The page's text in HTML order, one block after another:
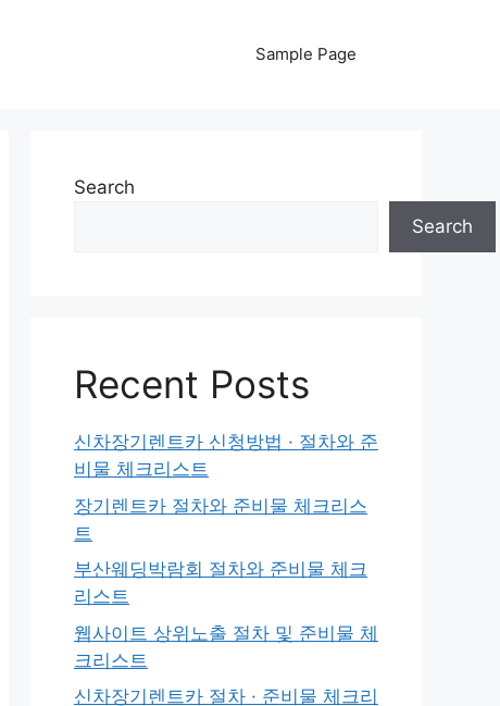
Sample Page
Search
Search
Recent Posts
신차장기렌트카 신청방법 · 절차와 준
비물 체크리스트
장기렌트카 절차와 준비물 체크리스
트
부산웨딩박람회 절차와 준비물 체크
리스트
웹사이트 상위노출 절차 및 준비물 체
크리스트
신차장기렌트카 절차 · 준비물 체크리